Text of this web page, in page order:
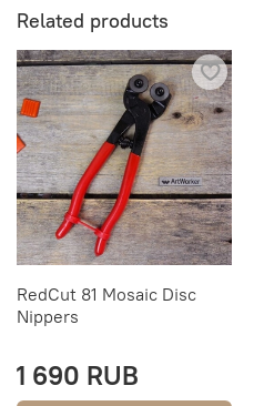
Related products
RedСut 81 Mosaic Disc
Nippers
1 690 RUB